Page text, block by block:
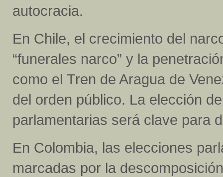
autocracia.
En Chile, el crecimiento del
“funerales narco” y la
como el Tren de Aragua de
del orden público. La elección
parlamentarias será clave para
En Colombia, las elecciones
marcadas por la